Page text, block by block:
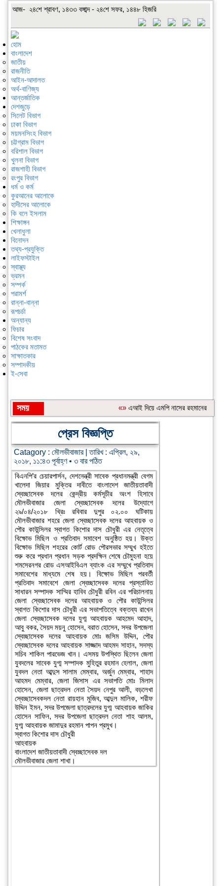
আজ- ২৪শে শ্রাবণ, ১৪৩৩ বঙ্গাব্দ - ২৪শে সফর, ১৪৪৮ হিজরি
হোম
বাংলাদেশ
জাতীয়
রাজনীতি
আইন-আদালত
অর্থ-বাণিজ্য
আন্তর্জাতিক
দেশজুড়ে
সিলেট বিভাগ
ঢাকা বিভাগ
ময়মনসিংহ বিভাগ
চট্টগ্রাম বিভাগ
বরিশাল বিভাগ
খুলনা বিভাগ
রাজশাহী বিভাগ
রংপুর বিভাগ
ধর্ম ও কর্ম
কুরআনের আলোকে
হাদীসের আলোকে
কি বলে ইসলাম
শিক্ষাঙ্গন
খেলাধুলা
বিনোদন
তথ্য-প্রযুক্তি
লাইফস্টাইল
স্বাস্থ্য
ভ্রমন
সম্পর্ক
পরামর্শ
রান্না-বান্না
রূপচর্চা
অন্যান্য
ফিচার
বিশেষ সংবাদ
পাঠকের মতামত
সাক্ষাতকার
সম্পাদকীয়
ই-সেবা
সময়
শিরোনাম:
«»এআই দিয়ে এমপি নাসের রহমানের
প্রেস বিজ্ঞপ্তি
Catagory :মৌলভীবাজার| তারিখ : এপ্রিল, ২৯,
২০১৮, ১১:৪৩ পূর্বাহ্ণ • ৩ বার পঠিত
বিএনপি’র চেয়ারপার্সন, দেশনেন্ত্রী সাবেক প্রধানমন্ত্রী বেগম
খালেদা জিয়ার মুক্তির দাবীতে বাংলাদেশ জাতীয়তাবাদী
স্বেচ্ছাসেবক দলের কেন্দ্রীয় কর্মসূচীর অংশ হিসাবে
মৌলভীবাজার জেলা স্বেচ্ছাসেবক দলের উদ্যোগে
২৯/০৪/২০১৮ খ্রিঃ রবিবার দুপুর ০২.০০ ঘটিকায়
মৌলভীবাজার শহরে জেলা স্বেচ্ছাসেবক দলের আহবায়ক ও
পৌর কাউন্সিলর স্বাগত কিশোর দাস চৌধুরী এর নেতৃত্বে
বিক্ষোভ মিছিল ও প্রতিবাদ সমাবেশ অনুষ্ঠিত হয়। উক্ত
বিক্ষোভ মিছিল শহরের কোর্ট রোড পৌরসভার সম্মুখ হইতে
শুরু করে প্রধান প্রধান সড়ক প্রদক্ষিন শেষে চৌমুহনা হয়ে
শমসেরনগর রোড এসআইবিএল ব্যাংক এর সম্মুখে প্রতিবাদ
সমাবেশের মাধ্যমে শেষ হয়। বিক্ষোভ মিছিল পরবর্তী
প্রতিবাদ সমাবেশে জেলা স্বেচ্ছাসেবক দলের প্রস্তাবিত
সাধারন সম্পাদক সাম্মির হাবিব চৌধুরী রবিন এর পরিচালনায়
জেলা স্বেচ্ছাসেবক দলের আহবায়ক ও পৌর কাউন্সিলর
স্বাগত কিশোর দাস চৌধুরী এর সভাপতিত্বে বক্তব্য রাখেন
জেলা স্বেচ্ছাসেবক দলের যুগ্ম আহবায়ক আহমেদ আহাদ,
আবু বকর, সৈয়দ ময়নু হোসেন, বরাত হোসেন, সদর উপজেলা
স্বেচ্ছাসেবক দলের আহবায়ক মোঃ জসিম উদ্দিন, পৌর
স্বেচ্ছাসেবক দলের আহবায়ক সাজ্জাদ আহমদ সাহান, সদস্য
সচিব শাকিল পারভেজ খান। এসময় উপস্থিত ছিলেন জেলা
যুবদলের সাবেক যুগ্ম সম্পাদক মুহিতুর রহমান হেলাল, জেলা
যুবদল নেতা আব্দুস সালাম মেম্বার, অর্জুন মেম্বার, শাহাদ
আহমদ মেম্বার, জেলা জিসাস এর সভাপতি মোঃ মিলাদ
হোসেন, জেলা ছাত্রদল নেতা সৈয়দ নেপুর আলী, বড়লেখা
স্বেচ্ছাসেবকদল নেতা রায়হান মুজিব, আব্দুল মালিক, শরীফ
উদ্দিন ইমন, সদর উপজেলা ছাত্রদলের যুগ্ম আহবায়ক জাকির
হোসেন সাফিন, সদর উপজেলা ছাত্রদল নেতা শাহ আলম,
যুগ্ম আহবায়ক জামাদুর রহমান পাপন প্রমুখ।
স্বাগত কিশোর দাস চৌধুরী
আহবায়ক
বাংলাদেশ জাতীয়তাবাদী স্বেচ্ছাসেবক দল
মৌলভীবাজার জেলা শাখা।